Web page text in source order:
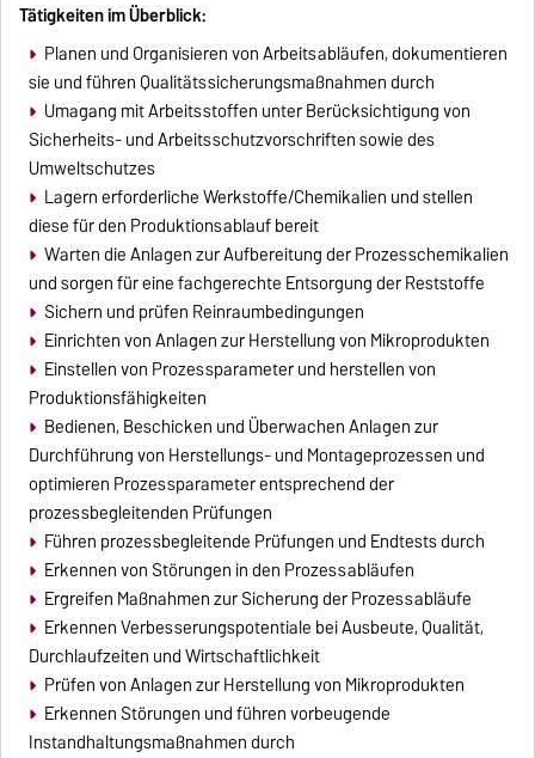
Tätigkeiten im Überblick:
Planen und Organisieren von Arbeitsabläufen, dokumentieren
sie und führen Qualitätssicherungsmaßnahmen durch
Umagang mit Arbeitsstoffen unter Berücksichtigung von
Sicherheits- und Arbeitsschutzvorschriften sowie des
Umweltschutzes
Lagern erforderliche Werkstoffe/Chemikalien und stellen
diese für den Produktionsablauf bereit
Warten die Anlagen zur Aufbereitung der Prozesschemikalien
und sorgen für eine fachgerechte Entsorgung der Reststoffe
Sichern und prüfen Reinraumbedingungen
Einrichten von Anlagen zur Herstellung von Mikroprodukten
Einstellen von Prozessparameter und herstellen von
Produktionsfähigkeiten
Bedienen, Beschicken und Überwachen Anlagen zur
Durchführung von Herstellungs- und Montageprozessen und
optimieren Prozessparameter entsprechend der
prozessbegleitenden Prüfungen
Führen prozessbegleitende Prüfungen und Endtests durch
Erkennen von Störungen in den Prozessabläufen
Ergreifen Maßnahmen zur Sicherung der Prozessabläufe
Erkennen Verbesserungspotentiale bei Ausbeute, Qualität,
Durchlaufzeiten und Wirtschaftlichkeit
Prüfen von Anlagen zur Herstellung von Mikroprodukten
Erkennen Störungen und führen vorbeugende
Instandhaltungsmaßnahmen durch